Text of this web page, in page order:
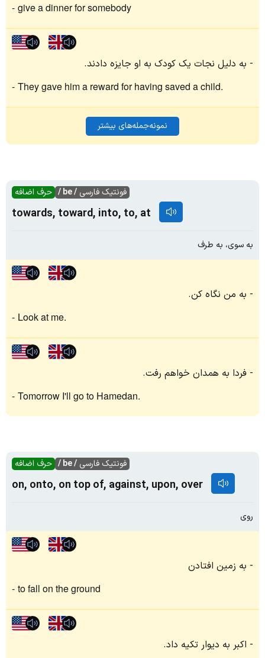
give a dinner for somebody
به‌ دلیل نجات یک کودک به او جایزه دادند.
They gave him a reward for having saved a child.
نمونه‌جمله‌های بیشتر
حرف اضافه فونتیک فارسی / be /
towards, toward, into, to, at
به سوی، به طرف
به من نگاه کن.
Look at me.
فردا به همدان خواهم رفت.
Tomorrow I'll go to Hamedan.
حرف اضافه فونتیک فارسی / be /
on, onto, on top of, against, upon, over
روی
به زمین افتادن
to fall on the ground
اکبر به دیوار تکیه داد.